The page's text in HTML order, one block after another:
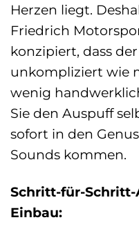
Herzen liegt.
Friedrich
konzipiert, dass
unkompliziert wie
wenig
Sie den Auspuff
sofort in den
Sounds kommen.
Schritt-für-
Einbau: